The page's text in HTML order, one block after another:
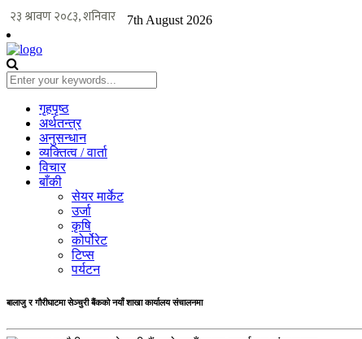
7th August 2026
गृहपृष्ठ
अर्थतन्त्र
अनुसन्धान
व्यक्तित्व / वार्ता
विचार
बाँकी
सेयर मार्केट
उर्जा
कृषि
कोर्पोरेट
टिप्स
पर्यटन
बालाजु र गौरीघाटमा सेञ्चुरी बैंकको नयाँ शाखा कार्यालय संचालनमा